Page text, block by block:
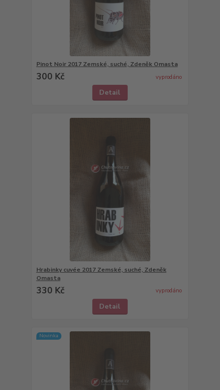
Pinot Noir 2017 Zemské, suché, Zdeněk Omasta
300 Kč vyprodáno
Detail
Hrabinky cuvée 2017 Zemské, suché, Zdeněk
Omasta
330 Kč vyprodáno
Detail
Novinka